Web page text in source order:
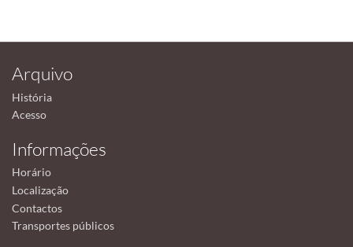
Arquivo
História
Acesso
Informações
Horário
Localização
Contactos
Transportes públicos